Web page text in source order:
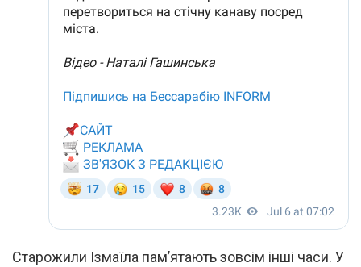
Старожили Ізмаїла пам’ятають зовсім інші часи. У